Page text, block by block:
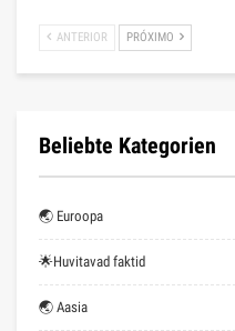
ANTERIOR PRÓXIMO
Beliebte Kategorien
🌏 Euroopa
🌟Huvitavad faktid
🌏 Aasia